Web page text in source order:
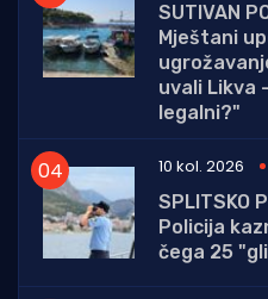
SUTIVAN
Mještani
uvali Likva
legalni?"
10 kol. 2026
SPLITSKO
Policija
čega 25